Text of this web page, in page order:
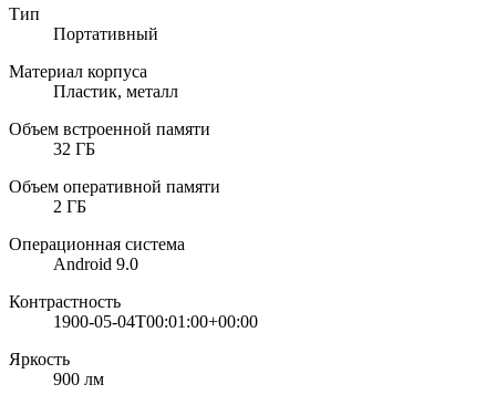
Тип
Портативный
Материал корпуса
Пластик, металл
Объем встроенной памяти
32 ГБ
Объем оперативной памяти
2 ГБ
Операционная система
Android 9.0
Контрастность
1900-05-04T00:01:00+00:00
Яркость
900 лм